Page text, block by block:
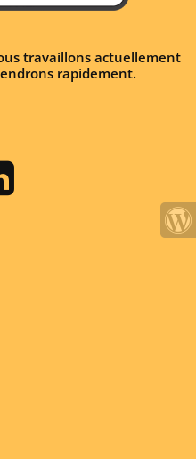
travaillons actuellement
rapidement.